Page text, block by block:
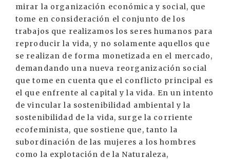
mirar la organización económica y social, que
tome en consideración el conjunto de los
trabajos que realizamos los seres humanos para
reproducir la vida, y no solamente aquellos que
se realizan de forma monetizada en el mercado,
demandando una nueva reorganización social
que tome en cuenta que el conflicto principal es
el que enfrente al capital y la vida. En un intento
de vincular la sostenibilidad ambiental y la
sostenibilidad de la vida, surge la corriente
ecofeminista, que sostiene que, tanto la
subordinación de las mujeres a los hombres
como la explotación de la Naturaleza,